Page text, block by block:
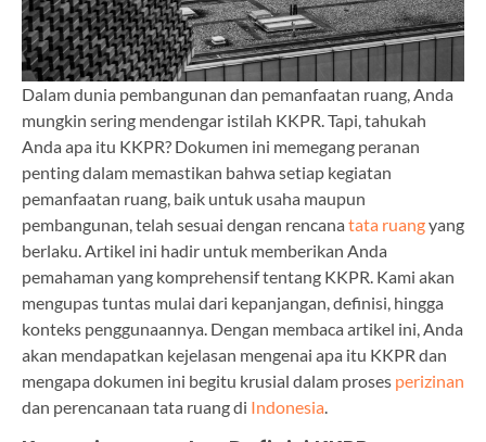
Dalam dunia pembangunan dan pemanfaatan ruang, Anda
mungkin sering mendengar istilah KKPR. Tapi, tahukah
Anda apa itu KKPR? Dokumen ini memegang peranan
penting dalam memastikan bahwa setiap kegiatan
pemanfaatan ruang, baik untuk usaha maupun
pembangunan, telah sesuai dengan rencana tata ruangyang
berlaku. Artikel ini hadir untuk memberikan Anda
pemahaman yang komprehensif tentang KKPR. Kami akan
mengupas tuntas mulai dari kepanjangan, definisi, hingga
konteks penggunaannya. Dengan membaca artikel ini, Anda
akan mendapatkan kejelasan mengenai apa itu KKPR dan
mengapa dokumen ini begitu krusial dalam proses perizinan
dan perencanaan tata ruang di Indonesia.